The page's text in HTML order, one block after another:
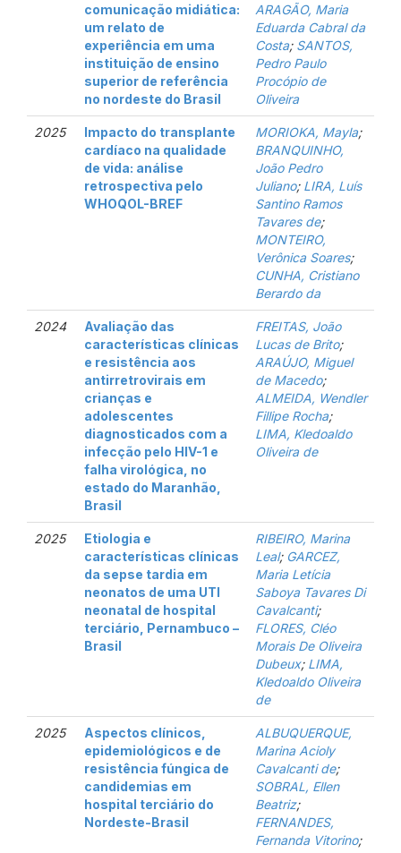
comunicação midiática:
um relato de
experiência em uma
instituição de ensino
superior de referência
no nordeste do Brasil
ARAGÃO, Maria
Eduarda Cabral da
Costa; SANTOS,
Pedro Paulo
Procópio de
Oliveira
2025
Impacto do transplante
cardíaco na qualidade
de vida: análise
retrospectiva pelo
WHOQOL-BREF
MORIOKA, Mayla;
BRANQUINHO,
João Pedro
Juliano; LIRA, Luís
Santino Ramos
Tavares de;
MONTEIRO,
Verônica Soares;
CUNHA, Cristiano
Berardo da
2024
Avaliação das
características clínicas
e resistência aos
antirretrovirais em
crianças e
adolescentes
diagnosticados com a
infecção pelo HIV-1 e
falha virológica, no
estado do Maranhão,
Brasil
FREITAS, João
Lucas de Brito;
ARAÚJO, Miguel
de Macedo;
ALMEIDA, Wendler
Fillipe Rocha;
LIMA, Kledoaldo
Oliveira de
2025
Etiologia e
características clínicas
da sepse tardia em
neonatos de uma UTI
neonatal de hospital
terciário, Pernambuco –
Brasil
RIBEIRO, Marina
Leal; GARCEZ,
Maria Letícia
Saboya Tavares Di
Cavalcanti;
FLORES, Cléo
Morais De Oliveira
Dubeux; LIMA,
Kledoaldo Oliveira
de
2025
Aspectos clínicos,
epidemiológicos e de
resistência fúngica de
candidemias em
hospital terciário do
Nordeste-Brasil
ALBUQUERQUE,
Marina Acioly
Cavalcanti de;
SOBRAL, Ellen
Beatriz;
FERNANDES,
Fernanda Vitorino;